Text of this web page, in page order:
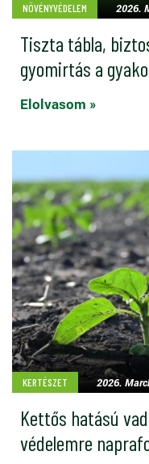
NÖVÉNYVÉDELEM 2026.
Tiszta tábla,
gyomirtás a
Elolvasom »
KERTÉSZET 2026.
Kettős hatású
védelemre